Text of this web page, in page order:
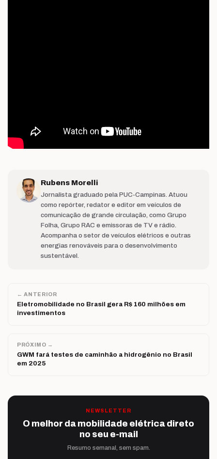
Rubens Morelli
Jornalista graduado pela PUC-Campinas. Atuou
como repórter, redator e editor em veículos de
comunicação de grande circulação, como Grupo
Folha, Grupo RAC e emissoras de TV e rádio.
Acompanha o setor de veículos elétricos e outras
energias renováveis para o desenvolvimento
sustentável.
← ANTERIOR
Eletromobilidade no Brasil gera R$ 160 milhões em
investimentos
PRÓXIMO →
GWM fará testes de caminhão a hidrogênio no Brasil
em 2025
NEWSLETTER
O melhor da mobilidade elétrica direto
no seu e-mail
Resumo semanal, sem spam.